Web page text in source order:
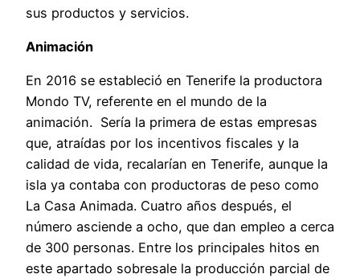
sus productos y servicios.
Animación
En 2016 se estableció en Tenerife la productora
Mondo TV, referente en el mundo de la
animación. Sería la primera de estas empresas
que, atraídas por los incentivos fiscales y la
calidad de vida, recalarían en Tenerife, aunque la
isla ya contaba con productoras de peso como
La Casa Animada. Cuatro años después, el
número asciende a ocho, que dan empleo a cerca
de 300 personas. Entre los principales hitos en
este apartado sobresale la producción parcial de